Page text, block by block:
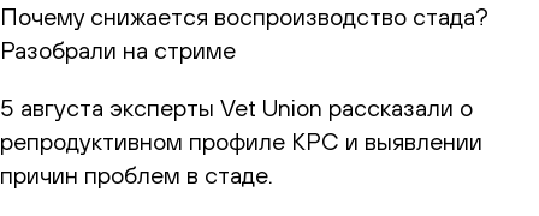
Почему снижается воспроизводство стада?
Разобрали на стриме
5 августа эксперты Vet Union рассказали о
репродуктивном профиле КРС и выявлении
причин проблем в стаде.